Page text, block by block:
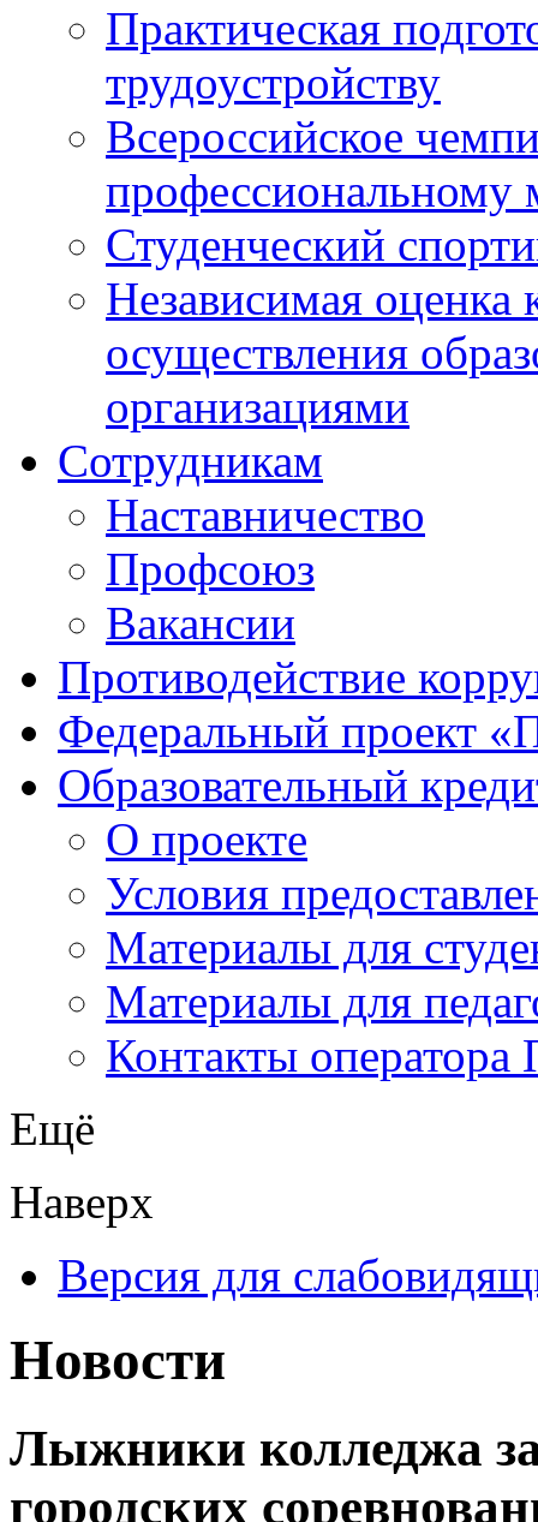
Практическая
трудоустройству
Всероссийское
профессиональному
Студенческий
Независимая оценка
осуществления
организациями
Сотрудникам
Наставничество
Профсоюз
Вакансии
Противодействие
Федеральный проект
Образовательный
О проекте
Условия
Материалы для
Материалы для
Контакты оператора
Ещё
Наверх
Версия для
Новости
Лыжники колледжа
городских